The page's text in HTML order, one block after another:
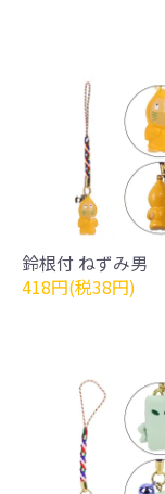
鈴根付 ねずみ男
418円(税38円)